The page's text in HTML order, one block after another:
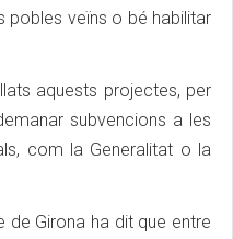
pobles veïns o bé habilitar
aquests projectes, per
subvencions a les
com la Generalitat o la
de Girona ha dit que entre